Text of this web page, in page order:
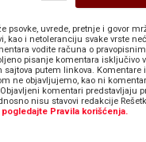
psovke, uvrede, pretnje i govor
kao i netoleranciju svake vrste
vodite računa o
pisanje komentara isključivo
putem linkova. Komentare
ne objavljujemo, kao ni
komentari predstavljaju
nisu stavovi redakcije
Pravila korišćenja.